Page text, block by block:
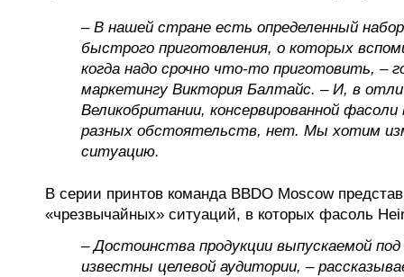
– В нашей стране есть определенный
быстрого приготовления, о которых
когда надо срочно что-то приготовить, –
маркетингу Виктория Балтайс. – И, в
Великобритании, консервированной
разных обстоятельств, нет. Мы хотим
ситуацию.
В серии принтов команда BBDO Moscow
«чрезвычайных» ситуаций, в которых фасоль
– Достоинства продукции выпускаемой
известны целевой аудитории, –